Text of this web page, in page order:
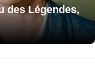
des Légendes,